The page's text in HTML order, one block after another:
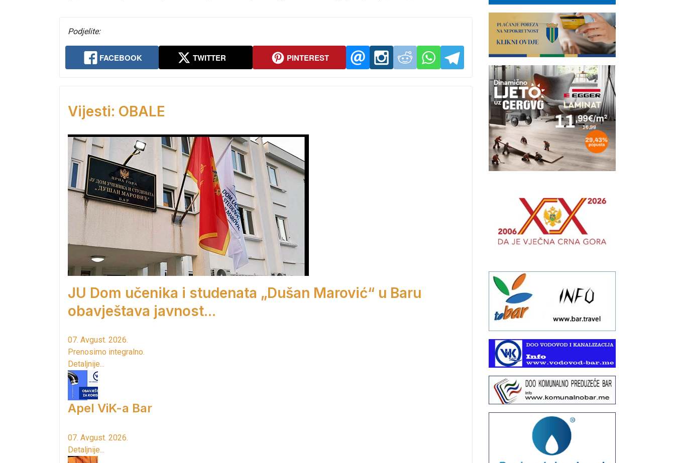
Podjelite:
FACEBOOK TWITTER PINTEREST
Vijesti: OBALE
JU Dom učenika i studenata „Dušan Marović“ u Baru
obavještava javnost...
07. Avgust. 2026.
Prenosimo integralno.
Detaljnije...
Apel ViK-a Bar
07. Avgust. 2026.
Detaljnije...